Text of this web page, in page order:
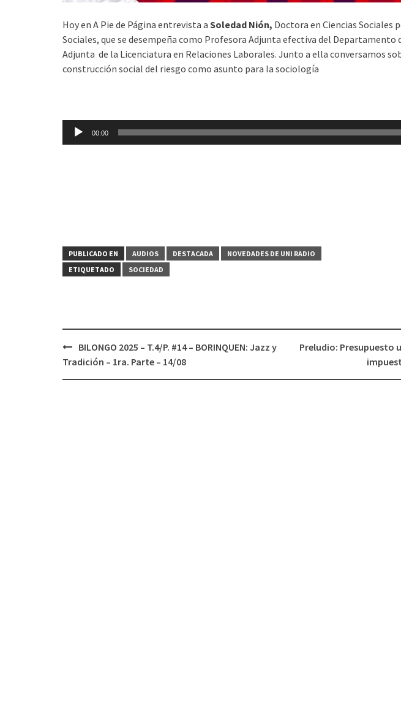
Hoy en A Pie de Página entrevista a Soledad Nión, Doctora en Ciencias Sociales
Sociales, que se desempeña como Profesora Adjunta efectiva del Departamento
Adjunta de la Licenciatura en Relaciones Laborales. Junto a ella conversamos
construcción social del riesgo como asunto para la sociología
Reproductor
00:00
PUBLICADO EN AUDIOS DESTACADA
NOVEDADES DE UNI RADIO
ETIQUETADO
SOCIEDAD
Navegación
BILONGO 2025 – T.4/P. #14 – BORINQUEN: Jazz y
Tradición – 1ra. Parte – 14/08
Preludio: Presupuesto